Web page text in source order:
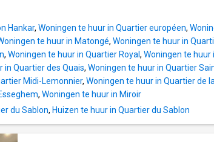
Hankar, Woningen te huur in Quartier européen,
te huur in Matongé, Woningen te huur in
, Woningen te huur in Quartier Royal , Woningen te huur
in Quartier des Quais, Woningen te huur in Quartier
Midi-Lemonnier, Woningen te huur in Quartier de
, Woningen te huur in Miroir
du Sablon, Huizen te huur in Quartier du Sablon